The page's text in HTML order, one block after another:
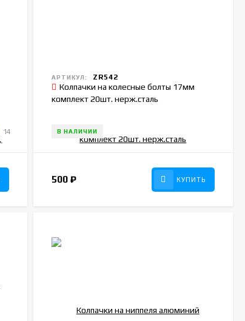
14
АРТИКУЛ: ZR542
Колпачки на колесные болты 17мм
комплект 20шт. нерж.сталь
В НАЛИЧИИ
500 ₽ КУПИТЬ